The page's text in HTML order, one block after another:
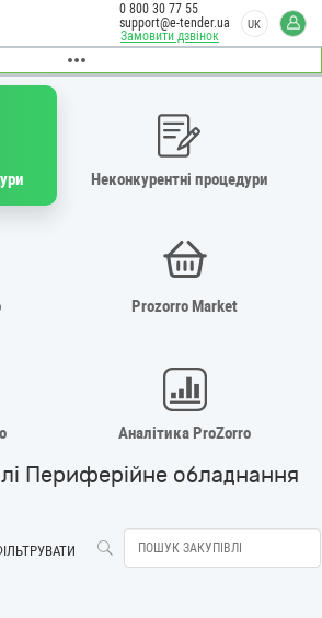
Замовити дзвінок
0 800 30 77 55
support@e-tender.ua
UK
Неконкурентні процедури
Prozorro Market
Аналітика ProZorro
Периферійне обладнання